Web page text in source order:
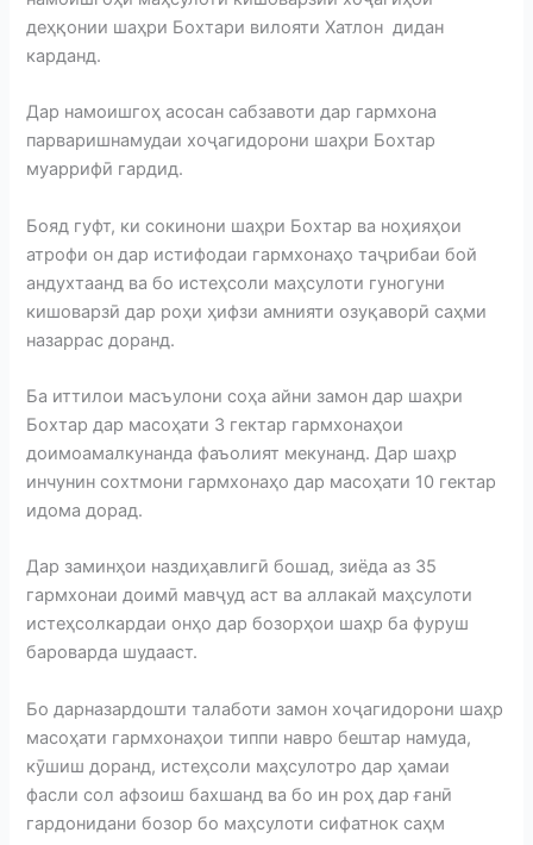
деҳқонии шаҳри Бохтари вилояти Хатлон дидан
карданд.
Дар намоишгоҳ асосан сабзавоти дар гармхона
парваришнамудаи хоҷагидорони шаҳри Бохтар
муаррифӣ гардид.
Бояд гуфт, ки сокинони шаҳри Бохтар ва ноҳияҳои
атрофи он дар истифодаи гармхонаҳо таҷрибаи бой
андухтаанд ва бо истеҳсоли маҳсулоти гуногуни
кишоварзӣ дар роҳи ҳифзи амнияти озуқаворӣ саҳми
назаррас доранд.
Ба иттилои масъулони соҳа айни замон дар шаҳри
Бохтар дар масоҳати 3 гектар гармхонаҳои
доимоамалкунанда фаъолият мекунанд. Дар шаҳр
инчунин сохтмони гармхонаҳо дар масоҳати 10 гектар
идома дорад.
Дар заминҳои наздиҳавлигӣ бошад, зиёда аз 35
гармхонаи доимӣ мавҷуд аст ва аллакай маҳсулоти
истеҳсолкардаи онҳо дар бозорҳои шаҳр ба фуруш
бароварда шудааст.
Бо дарназардошти талаботи замон хоҷагидорони шаҳр
масоҳати гармхонаҳои типпи навро бештар намуда,
кӯшиш доранд, истеҳсоли маҳсулотро дар ҳамаи
фасли сол афзоиш бахшанд ва бо ин роҳ дар ғанӣ
гардонидани бозор бо маҳсулоти сифатнок саҳм